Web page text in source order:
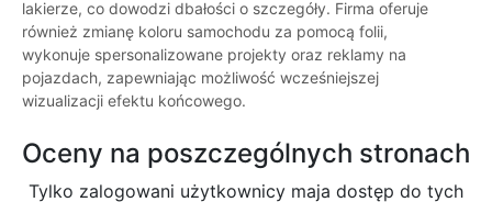
lakierze, co dowodzi dbałości o szczegóły. Firma oferuje
również zmianę koloru samochodu za pomocą folii,
wykonuje spersonalizowane projekty oraz reklamy na
pojazdach, zapewniając możliwość wcześniejszej
wizualizacji efektu końcowego.
Oceny na poszczególnych stronach
Tylko zalogowani użytkownicy maja dostęp do tych